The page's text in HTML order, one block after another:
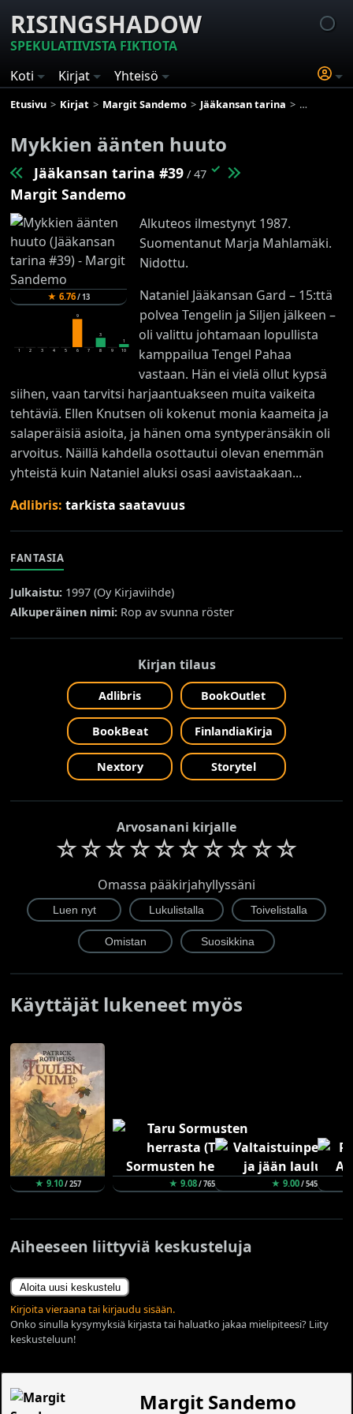
RISINGSHADOW
SPEKULATIIVISTA FIKTIOTA
Koti
Kirjat Yhteisö
Etusivu Kirjat Margit Sandemo Jääkansan tarina Mykkien
Mykkien äänten huuto
Jääkansan tarina #39 / 47 ✓
Margit Sandemo
★6.76/13
1 2 3 4 5
9
6 7
3
8 9
1
10
Alkuteos ilmestynyt 1987.
Suomentanut Marja Mahlamäki.
Nidottu.
Nataniel Jääkansan Gard – 15:ttä
polvea Tengelin ja Siljen jälkeen –
oli valittu johtamaan lopullista
kamppailua Tengel Pahaa
vastaan. Hän ei vielä ollut kypsä
siihen, vaan tarvitsi harjaantuakseen muita vaikeita
tehtäviä. Ellen Knutsen oli kokenut monia kaameita ja
salaperäisiä asioita, ja hänen oma syntyperänsäkin oli
arvoitus. Näillä kahdella osottautui olevan enemmän
yhteistä kuin Nataniel aluksi osasi aavistaakaan...
Adlibris:tarkista saatavuus
FANTASIA
Julkaistu: 1997 (Oy Kirjaviihde)
Alkuperäinen nimi: Rop av svunna röster
Kirjan tilaus
Adlibris BookOutlet
BookBeat FinlandiaKirja
Nextory Storytel
Arvosanani kirjalle
☆☆☆☆☆☆☆☆☆☆
Omassa pääkirjahyllyssäni
Käyttäjät lukeneet myös
★ 9.10/ 257 ★ 9.08/ 765 ★ 9.00/ 545
Aiheeseen liittyviä keskusteluja
Aloita uusi keskustelu
Kirjoita vieraana tai kirjaudu sisään.
Onko sinulla kysymyksiä kirjasta tai haluatko jakaa mielipiteesi? Liity
keskusteluun!
Margit Sandemo